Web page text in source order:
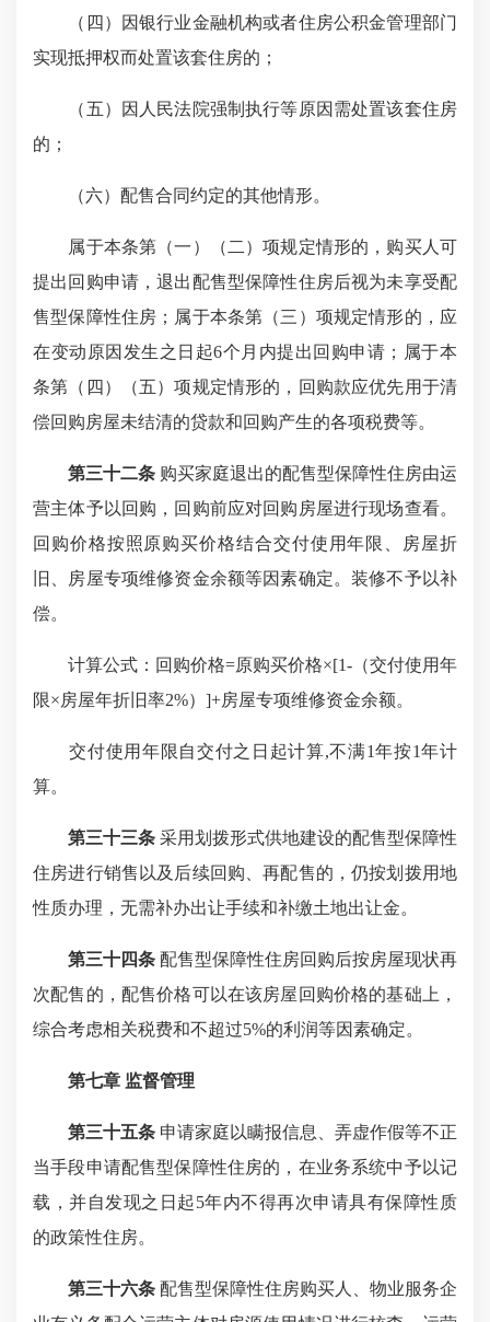
（四）因银行业金融机构或者住房公积金管理部门
实现抵押权而处置该套住房的；
（五）因人民法院强制执行等原因需处置该套住房
的；
（六）配售合同约定的其他情形。
属于本条第（一）（二）项规定情形的，购买人可
提出回购申请，退出配售型保障性住房后视为未享受配
售型保障性住房；属于本条第（三）项规定情形的，应
在变动原因发生之日起6个月内提出回购申请；属于本
条第（四）（五）项规定情形的，回购款应优先用于清
偿回购房屋未结清的贷款和回购产生的各项税费等。
第三十二条 购买家庭退出的配售型保障性住房由运
营主体予以回购，回购前应对回购房屋进行现场查看。
回购价格按照原购买价格结合交付使用年限、房屋折
旧、房屋专项维修资金余额等因素确定。装修不予以补
偿。
计算公式：回购价格=原购买价格×[1-（交付使用年
限×房屋年折旧率2%）]+房屋专项维修资金余额。
交付使用年限自交付之日起计算,不满1年按1年计
算。
第三十三条 采用划拨形式供地建设的配售型保障性
住房进行销售以及后续回购、再配售的，仍按划拨用地
性质办理，无需补办出让手续和补缴土地出让金。
第三十四条 配售型保障性住房回购后按房屋现状再
次配售的，配售价格可以在该房屋回购价格的基础上，
综合考虑相关税费和不超过5%的利润等因素确定。
第七章 监督管理
第三十五条 申请家庭以瞒报信息、弄虚作假等不正
当手段申请配售型保障性住房的，在业务系统中予以记
载，并自发现之日起5年内不得再次申请具有保障性质
的政策性住房。
第三十六条 配售型保障性住房购买人、物业服务企